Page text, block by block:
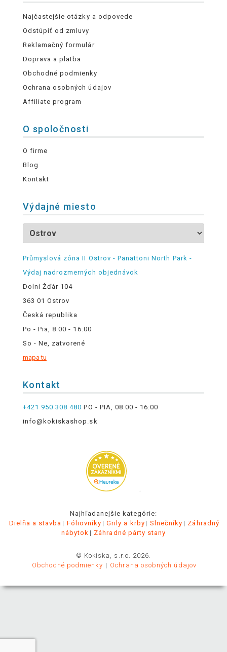
Najčastejšie otázky a odpovede
Odstúpiť od zmluvy
Reklamačný formulár
Doprava a platba
Obchodné podmienky
Ochrana osobných údajov
Affiliate program
O spoločnosti
O firme
Blog
Kontakt
Výdajné miesto
Průmyslová zóna II Ostrov - Panattoni North Park -
Výdaj nadrozmerných objednávok
Dolní Žďár 104
363 01 Ostrov
Česká republika
Po - Pia, 8:00 - 16:00
So - Ne, zatvorené
mapa tu
Kontakt
+421 950 308 480 PO - PIA, 08:00 - 16:00
info@kokiskashop.sk
.
Najhľadanejšie kategórie:
Dielňa a stavba
Fóliovníky Grily a krby Slnečníky
Záhradný
nábytok
Záhradné párty stany
© Kokiska, s.r.o. 2026.
Obchodné podmienky
Ochrana osobných údajov